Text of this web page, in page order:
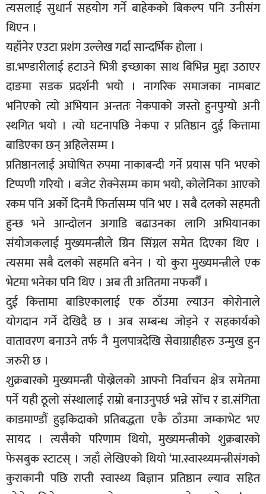
त्यसलाई सुधार्न सहयोग गर्ने बाहेकको बिकल्प पनि उनीसंग
थिएन ।
यहाँनेर एउटा प्रशंग उल्लेख गर्दा सान्दर्भिक होला ।
डा.भण्डारीलाई हटाउने भित्री इच्छाका साथ बिभिन्न मुद्दा उठाएर
दाङमा सडक प्रदर्शनी भयो । नागरिक समाजका नामबाट
भनिएको त्यो अभियान अन्ततः नेकपाको जस्तो हुनपुग्यो अनी
स्थगित भयो । त्यो घटनापछि नेकपा र प्रतिष्ठान दुई कित्तामा
बाडिएका छन् अहिलेसम्म ।
प्रतिष्ठानलाई अघोषित रुपमा नाकाबन्दी गर्ने प्रयास पनि भएको
टिप्पणी गरियो । बजेट रोक्नेसम्म काम भयो, कोलेनिका आएको
रकम पनि अर्को दिनमै फिर्तासम्म पनि भए । सबै दलको सहमती
हुन्छ भने आन्दोलन अगाडि बढाउनका लागि अभियानका
संयोजकलाई मुख्यमन्त्रीले ग्रिन सिंग्नल समेत दिएका थिए ।
त्यसमा सबै दलको सहमति बनेन । यो कुरा मुख्यमन्त्रीले एक
भेटमा भनेका पनि थिए । अब ती अतितमा नफर्कौं ।
दुई कित्तामा बाडिएकालाई एक ठाँउमा ल्याउन कोरोनाले
योगदान गर्ने देखिदै छ । अब सम्बन्ध जोड्ने र सहकार्यको
वातावरण बनाउने तर्फ नै मुलपात्रदेखि सेवाग्राहीहरु उन्मुख हुन
जरुरी छ ।
शुक्रबारको मुख्यमन्त्री पोख्रेलको आफ्नो निर्वाचन क्षेत्र समेतमा
पर्ने यही ठूलो संस्थालाई राम्रो बनाउनुपर्छ भन्ने सोंच र डा.संगिता
काडमाण्डौं हुइकिदाको प्रतिबद्धता एकै ठाँउमा जम्काभेट भए
सायद । त्यसैको परिणाम थियो, मुख्यमन्त्रीको शुक्रबारको
फेसबुक स्टाटस् । जहाँ लेखिएको थियो ‘मा.स्वास्थ्यमन्त्रीसंगको
कुराकानी पछि राप्ती स्वास्थ्य बिज्ञान प्रतिष्ठान ल्याव सहित